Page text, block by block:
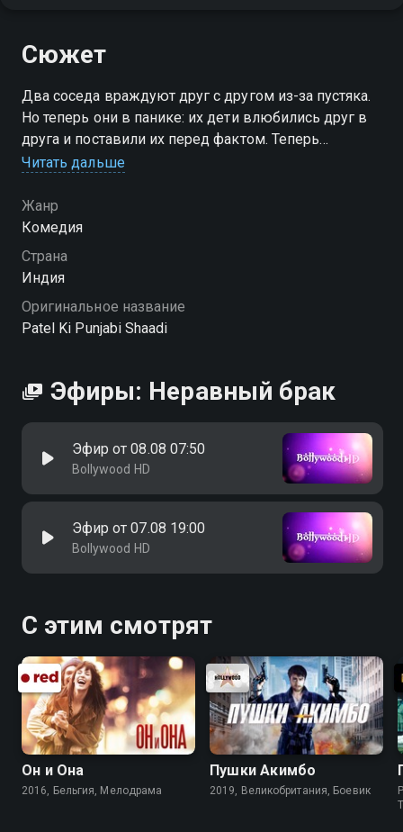
Сюжет
Два соседа враждуют друг с другом из-за пустяка.
Но теперь они в панике: их дети влюбились друг в
друга и поставили их перед фактом. Теперь
мужчинам придётся помириться
Читать дальше
Жанр
Комедия
Страна
Индия
Оригинальное название
Patel Ki Punjabi Shaadi
Эфиры: Неравный брак
Эфир от 08.08 07:50
Bollywood HD
Эфир от 07.08 19:00
Bollywood HD
С этим смотрят
Он и Она
2016, Бельгия, Мелодрама
Пушки Акимбо
2019, Великобритания, Боевик